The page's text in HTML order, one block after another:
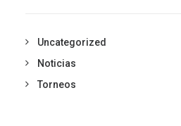
Uncategorized
Noticias
Torneos